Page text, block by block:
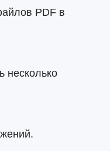
PDF в
несколько